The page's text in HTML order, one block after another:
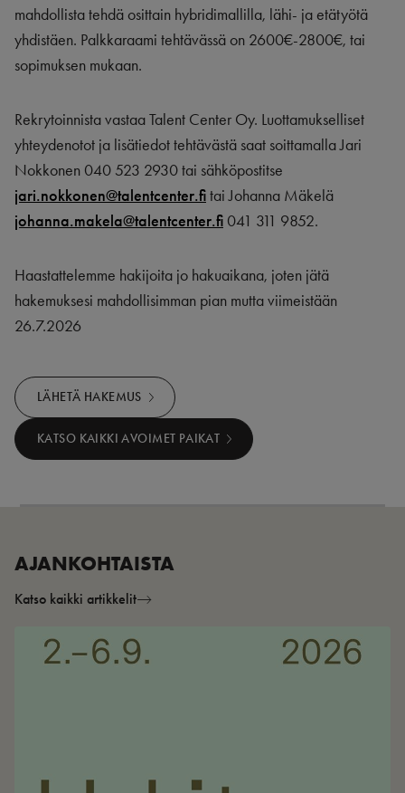
mahdollista tehdä osittain hybridimallilla, lähi- ja etätyötä
yhdistäen. Palkkaraami tehtävässä on 2600€-2800€, tai
sopimuksen mukaan.
Rekrytoinnista vastaa Talent Center Oy. Luottamukselliset
yhteydenotot ja lisätiedot tehtävästä saat soittamalla Jari
Nokkonen 040 523 2930 tai sähköpostitse
jari.nokkonen@talentcenter.fitai Johanna Mäkelä
johanna.makela@talentcenter.fi 041 311 9852.
Haastattelemme hakijoita jo hakuaikana, joten jätä
hakemuksesi mahdollisimman pian mutta viimeistään
26.7.2026
LÄHETÄ HAKEMUS
KATSO KAIKKI AVOIMET PAIKAT
AJANKOHTAISTA
Katso kaikki artikkelit